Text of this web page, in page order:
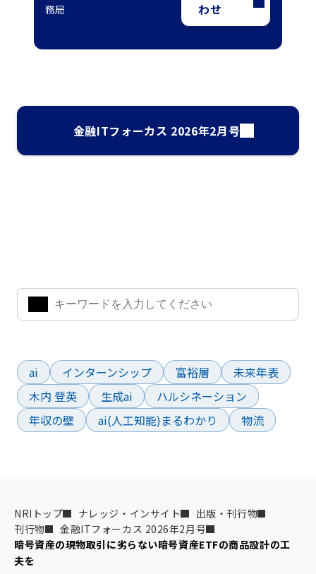
務局
わせ
金融ITフォーカス 2026年2月号
ai
インターンシップ 富裕層
未来年表
木内 登英
生成ai
ハルシネーション
年収の壁
ai(人工知能)まるわかり 物流
NRIトップ ナレッジ・インサイト
出版・刊行物
刊行物
金融ITフォーカス 2026年2月号
暗号資産の現物取引に劣らない暗号資産ETFの商品設計の工
夫を